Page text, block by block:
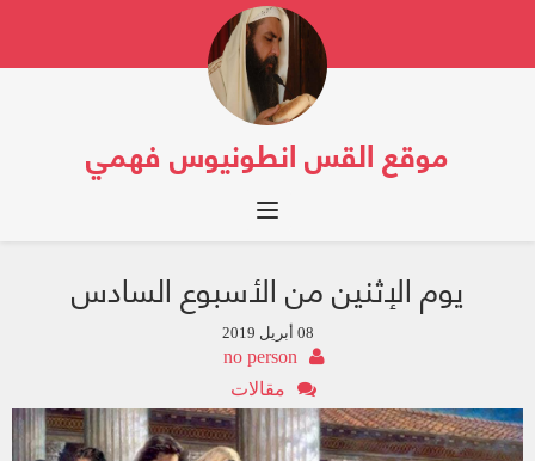
موقع القس انطونيوس فهمي
Toggle navigation
يوم الإثنين من الأسبوع السادس
08 أبريل 2019
no person
مقالات